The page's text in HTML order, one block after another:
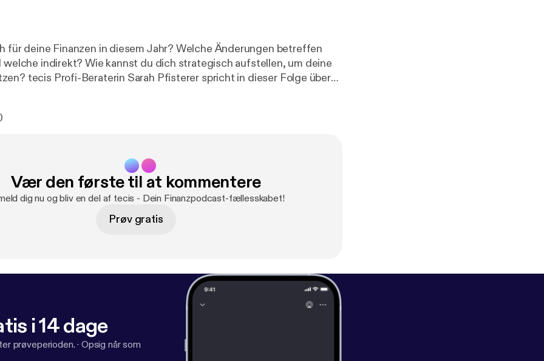
für deine Finanzen in diesem Jahr? Welche Änderungen betreffen
indirekt? Wie kannst du dich strategisch aufstellen, um deine
tecis Profi-Beraterin Sarah Pfisterer spricht in dieser Folge über
Vær den første til at kommentere
dig nu og bliv en del af tecis - Dein Finanzpodcast-fællesskabet!
Prøv gratis
i 14 dage
prøveperioden. · Opsig når som